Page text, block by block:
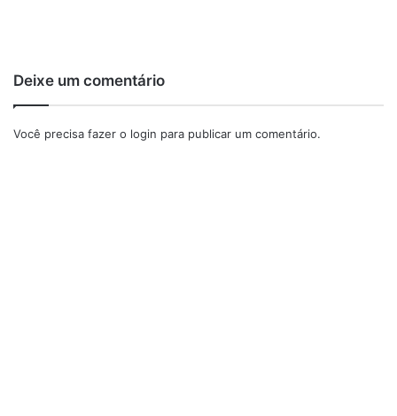
Deixe um comentário
Você precisa fazer o login para publicar um comentário.